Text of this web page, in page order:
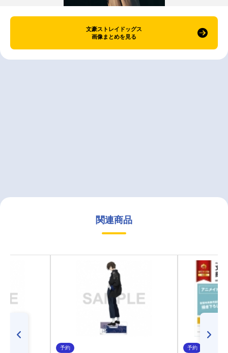
文豪ストレイドッグス
画像まとめを見る
関連商品
予約 予約